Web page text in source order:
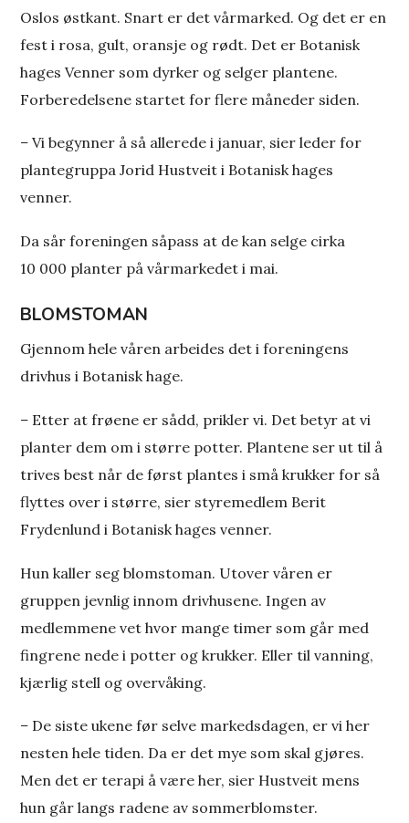
Oslos østkant. Snart er det vårmarked. Og det er en
fest i rosa, gult, oransje og rødt. Det er Botanisk
hages Venner som dyrker og selger plantene.
Forberedelsene startet for flere måneder siden.
– Vi begynner å så allerede i januar, sier leder for
plantegruppa Jorid Hustveit i Botanisk hages
venner.
Da sår foreningen såpass at de kan selge cirka
10 000 planter på vårmarkedet i mai.
BLOMSTOMAN
Gjennom hele våren arbeides det i foreningens
drivhus i Botanisk hage.
– Etter at frøene er sådd, prikler vi. Det betyr at vi
planter dem om i større potter. Plantene ser ut til å
trives best når de først plantes i små krukker for så
flyttes over i større, sier styremedlem Berit
Frydenlund i Botanisk hages venner.
Hun kaller seg blomstoman. Utover våren er
gruppen jevnlig innom drivhusene. Ingen av
medlemmene vet hvor mange timer som går med
fingrene nede i potter og krukker. Eller til vanning,
kjærlig stell og overvåking.
– De siste ukene før selve markedsdagen, er vi her
nesten hele tiden. Da er det mye som skal gjøres.
Men det er terapi å være her, sier Hustveit mens
hun går langs radene av sommerblomster.